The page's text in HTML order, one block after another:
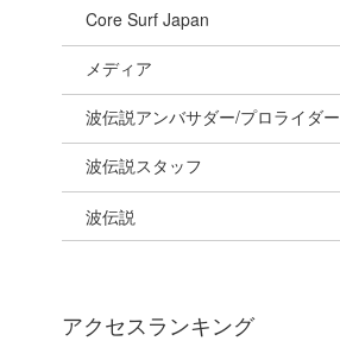
Core Surf Japan
Naoya Kimoto
mitsuteru Kamio
Yasunari Inoue
Yoshiyuki Obata
DELTA FORCE SURF
メディア
SURFMEDIA
Colors MAGAZINE
WAVAL
波伝説アンバサダー/プロライダー
福島寿実子
中浦“JET”章
進士剛光
波伝説スタッフ
☆加藤
Aichan
波伝説
アクセスランキング